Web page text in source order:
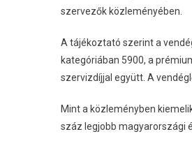
szervezők közleményében.
A tájékoztató szerint a
kategóriában 5900, a
szervizdíjjal együtt. A
Mint a közleményben
száz legjobb magyarországi